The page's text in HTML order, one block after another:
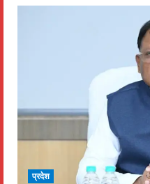
e
a
प्रदेश